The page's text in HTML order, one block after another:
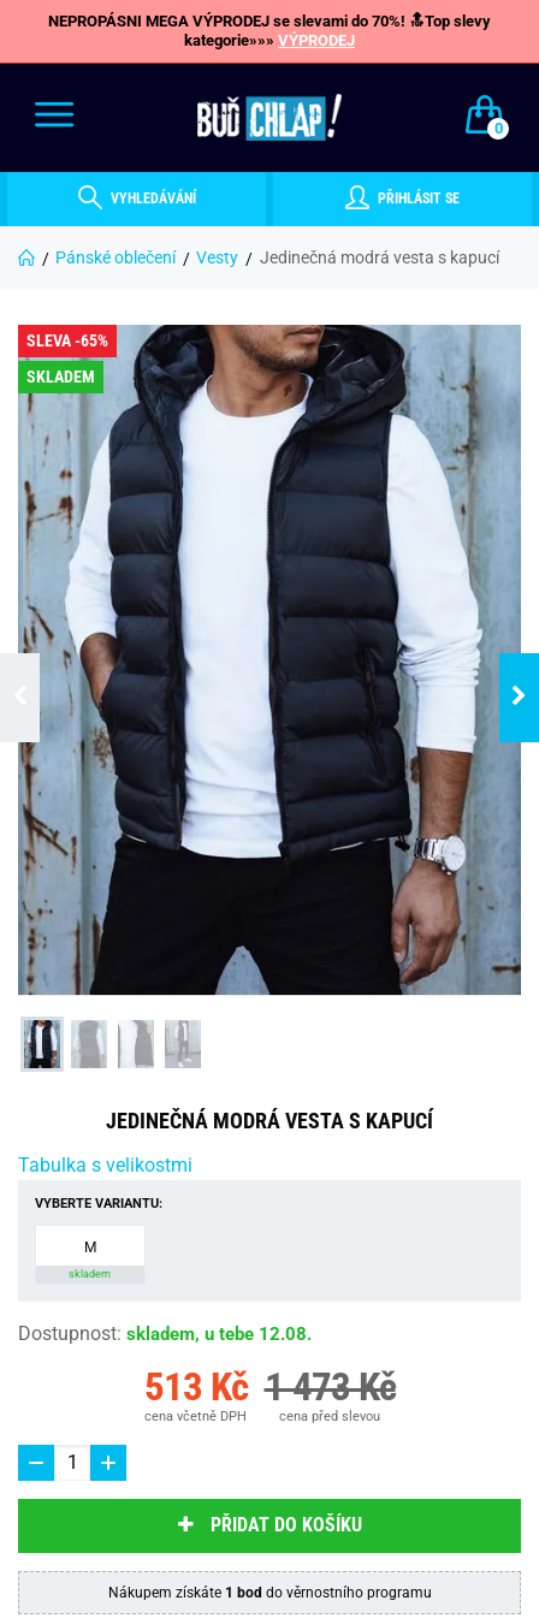
NEPROPÁSNI MEGA VÝPRODEJ se slevami do 70%! 🔝Top slevy
kategorie»»» VÝPRODEJ
0
VYHLEDÁVÁNÍ PŘIHLÁSIT SE
Pánské oblečení Vesty Jedinečná modrá vesta s kapucí
SLEVA -65%
SKLADEM
JEDINEČNÁ MODRÁ VESTA S KAPUCÍ
Tabulka s velikostmi
VYBERTE VARIANTU:
M
skladem
Dostupnost: skladem, u tebe 12.08.
513 Kč
cena včetně DPH
1 473 Kč
cena před slevou
PŘIDAT DO KOŠÍKU
Nákupem získáte 1 bod do věrnostního programu